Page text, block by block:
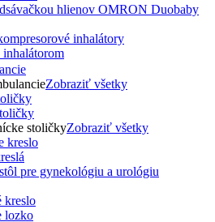
inhalátorom
Zobraziť všetky
stoličkyZobraziť všetky
kreslo